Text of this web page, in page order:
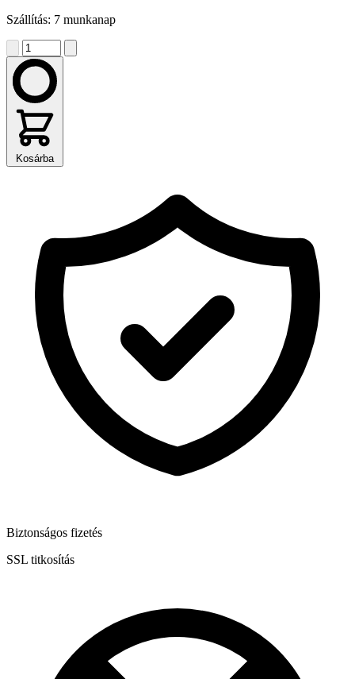
Szállítás: 7 munkanap
Kosárba
Biztonságos fizetés
SSL titkosítás